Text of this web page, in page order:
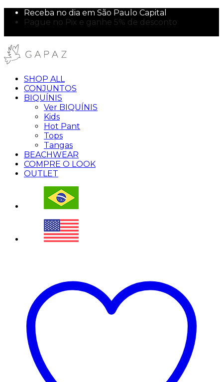
Receba no dia em São Paulo Capital
Pague no Pix e ganhe 5% de desconto
SHOP ALL
CONJUNTOS
BIQUÍNIS
Ver BIQUÍNIS
Kids
Hot Pant
Tops
Tangas
BEACHWEAR
COMPRE O LOOK
OUTLET